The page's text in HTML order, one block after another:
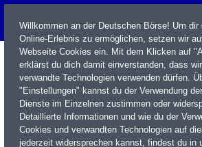
Name / WKN / ISIN / Kürzel
Willkommen an der Deutschen Börse! Um
Online-Erlebnis zu ermöglichen, setzen wir
Webseite Cookies ein. Mit dem Klicken auf
erklärst du dich damit einverstanden, dass
verwandte Technologien verwenden dürfen.
"Einstellungen" kannst du der Verwendung
Dienste im Einzelnen zustimmen oder
Detaillierte Informationen und wie du der
Cookies und verwandten Technologien auf
jederzeit widersprechen kannst, findest du in